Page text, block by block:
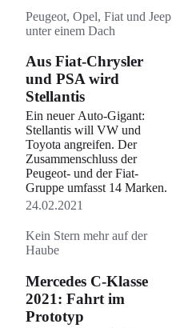
Peugeot, Opel, Fiat und Jeep
unter einem Dach
Aus Fiat-Chrysler
und PSA wird
Stellantis
Ein neuer Auto-Gigant:
Stellantis will VW und
Toyota angreifen. Der
Zusammenschluss der
Peugeot- und der Fiat-
Gruppe umfasst 14 Marken.
24.02.2021
Kein Stern mehr auf der
Haube
Mercedes C-Klasse
2021: Fahrt im
Prototyp